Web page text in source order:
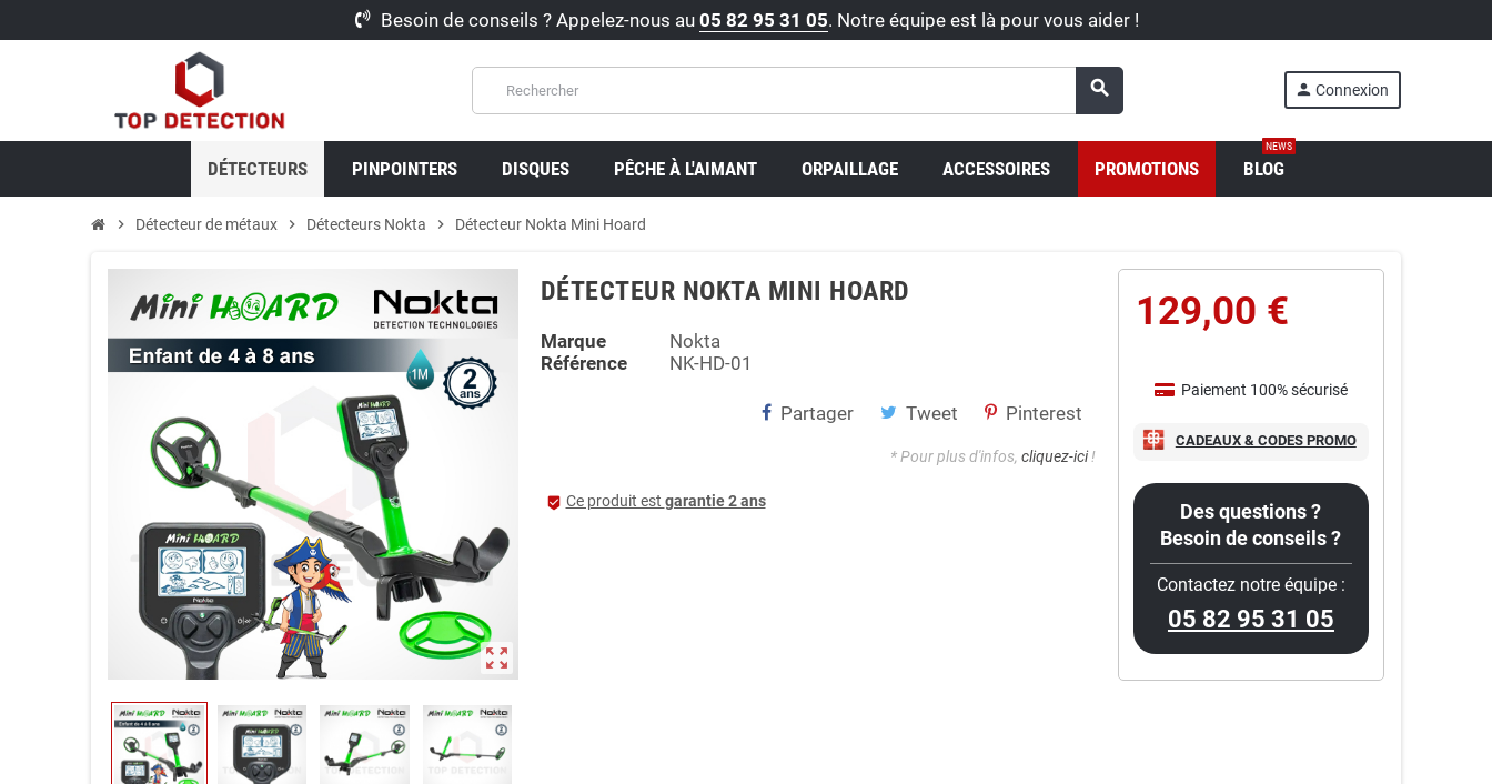
Besoin de conseils ? Appelez-nous au 05 82 95 31 05. Notre équipe est là pour vous aider !
search person Connexion
DÉTECTEURS PINPOINTERS DISQUES PÊCHE À L'AIMANT ORPAILLAGE ACCESSOIRES PROMOTIONS BLOG
NEWS
chevron_right Détecteur de métaux chevron_right Détecteurs Nokta chevron_right Détecteur Nokta Mini Hoard
zoom_out_map
DÉTECTEUR NOKTA MINI HOARD
Marque
Nokta
Référence
NK-HD-01
Partager Tweet Pinterest
* Pour plus d'infos, cliquez-ici!
beenhere Ce produit est garantie 2 ans
129,00 €
Paiement 100% sécurisé
CADEAUX & CODES PROMO
Des questions ?
Besoin de conseils ?
Contactez notre équipe :
05 82 95 31 05